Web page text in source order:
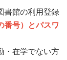
書館の利用登録
番号）とパスワ
・在学でない方